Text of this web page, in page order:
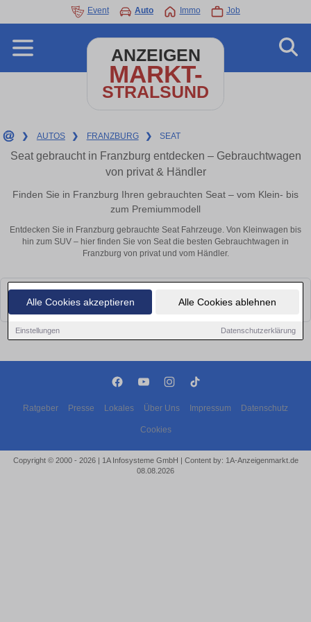
Alle Cookies akzeptieren Alle Cookies ablehnen
Einstellungen Datenschutzerklärung
Event Auto Immo Job
ANZEIGEN
MARKT-
STRALSUND
❯ AUTOS ❯ FRANZBURG ❯ SEAT
Seat gebraucht in Franzburg entdecken – Gebrauchtwagen
von privat & Händler
Finden Sie in Franzburg Ihren gebrauchten Seat – vom Klein- bis
zum Premiummodell
Entdecken Sie in Franzburg gebrauchte Seat Fahrzeuge. Von Kleinwagen bis
hin zum SUV – hier finden Sie von Seat die besten Gebrauchtwagen in
Franzburg von privat und vom Händler.
Leider konnten wir derzeit keine passenden Autos finden. Schauen Sie
bald wieder vorbei!
Ratgeber Presse Lokales Über Uns Impressum Datenschutz
Cookies
Copyright © 2000 - 2026 | 1A Infosysteme GmbH | Content by: 1A-Anzeigenmarkt.de
08.08.2026